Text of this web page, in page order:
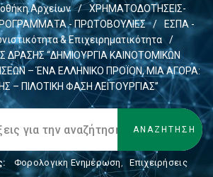
Αρχείων /
ΧΡΗΜΑΤΟΔΟΤΗΣΕΙΣ-
- ΠΡΩΤΟΒΟΥΛΙΕΣ /
ΕΣΠΑ -
& Επιχειρηματικότητα
/
ΔΡΑΣΗΣ “ΔΗΜΙΟΥΡΓΙΑ ΚΑΙΝΟΤΟΜΙΚΩΝ
– ΈΝΑ ΕΛΛΗΝΙΚΟ ΠΡΟΪΟΝ, ΜΙΑ ΑΓΟΡΑ:
– ΠΙΛΟΤΙΚΗ ΦΑΣΗ ΛΕΙΤΟΥΡΓΙΑΣ”
Φορολογικη Ενημέρωση, Επιχειρήσεις